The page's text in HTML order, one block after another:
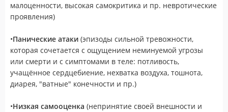
малоценности, высокая самокритика и пр. невротические
проявления)
•Панические атаки (эпизоды сильной тревожности,
которая сочетается с ощущением неминуемой угрозы
или смерти и с симптомами в теле: потливость,
учащённое сердцебиение, нехватка воздуха, тошнота,
диарея, "ватные" конечности и пр.)
•Низкая самооценка (непринятие своей внешности и